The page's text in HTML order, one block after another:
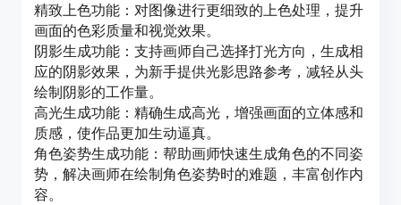
精致上色功能：对图像进行更细致的上色处理，提升
画面的色彩质量和视觉效果。
阴影生成功能：支持画师自己选择打光方向，生成相
应的阴影效果，为新手提供光影思路参考，减轻从头
绘制阴影的工作量。
高光生成功能：精确生成高光，增强画面的立体感和
质感，使作品更加生动逼真。
角色姿势生成功能：帮助画师快速生成角色的不同姿
势，解决画师在绘制角色姿势时的难题，丰富创作内
容。